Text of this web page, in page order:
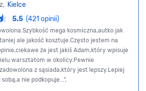
Kielce
5.5 (421 opinii)
mega kosmiczna,autko jak
ale jakość kosztuje.Często jestem na
że jest jakiś Adam,który wpisuje
warsztatom w okolicy.Pewnie
z sąsiada,który jest lepszy.Lepiej
nie podkopuje...",